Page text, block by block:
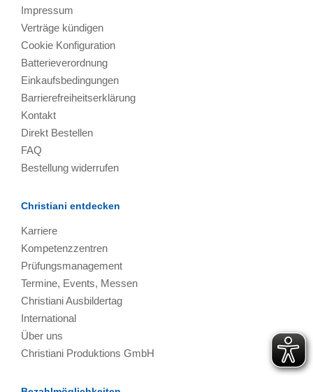
Impressum
Verträge kündigen
Cookie Konfiguration
Batterieverordnung
Einkaufsbedingungen
Barrierefreiheitserklärung
Kontakt
Direkt Bestellen
FAQ
Bestellung widerrufen
Christiani entdecken
Karriere
Kompetenzzentren
Prüfungsmanagement
Termine, Events, Messen
Christiani Ausbildertag
International
Über uns
Christiani Produktions GmbH